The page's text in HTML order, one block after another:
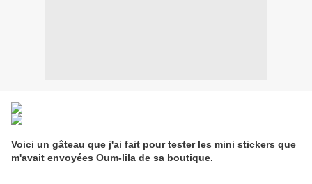
Voici un gâteau que j'ai fait pour tester les mini stickers que
m'avait envoyées Oum-lila de sa boutique.